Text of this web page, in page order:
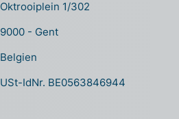
Oktrooiplein 1/302
9000 - Gent
Belgien
USt-IdNr. BE0563846944